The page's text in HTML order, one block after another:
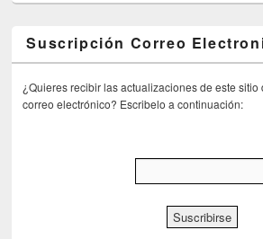
Suscripción Correo
¿Quieres recibir las actualizaciones de este sitio
correo electrónico? Escribelo a continuación: